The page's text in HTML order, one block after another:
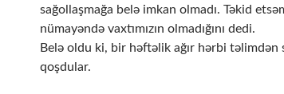
sağollaşmağa belə imkan olmadı. Təkid
nümayəndə vaxtımızın olmadığını dedi.
Belə oldu ki, bir həftəlik ağır hərbi təlimdən
qoşdular.